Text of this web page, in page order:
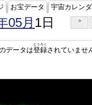
お宝データ 宇宙カレン
05月 1日 >
データは登録
とうろく
されていませ